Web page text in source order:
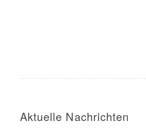
Aktuelle Nachrichten